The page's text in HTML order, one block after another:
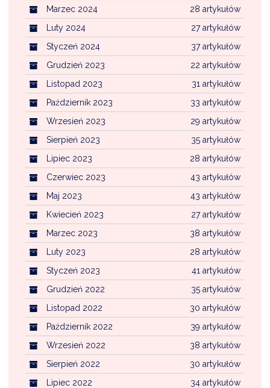
28 artykułów
Marzec 2024
27 artykułów
Luty 2024
37 artykułów
Styczeń 2024
22 artykułów
Grudzień 2023
31 artykułów
Listopad 2023
33 artykułów
Październik 2023
29 artykułów
Wrzesień 2023
35 artykułów
Sierpień 2023
28 artykułów
Lipiec 2023
43 artykułów
Czerwiec 2023
43 artykułów
Maj 2023
27 artykułów
Kwiecień 2023
38 artykułów
Marzec 2023
28 artykułów
Luty 2023
41 artykułów
Styczeń 2023
35 artykułów
Grudzień 2022
30 artykułów
Listopad 2022
39 artykułów
Październik 2022
38 artykułów
Wrzesień 2022
30 artykułów
Sierpień 2022
34 artykułów
Lipiec 2022